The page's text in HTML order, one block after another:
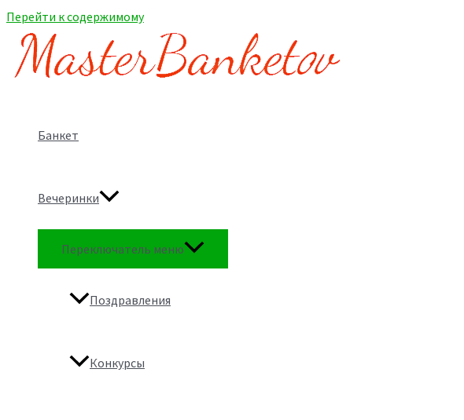
Перейти к содержимому
Банкет
Вечеринки
Переключатель меню
Поздравления
Конкурсы